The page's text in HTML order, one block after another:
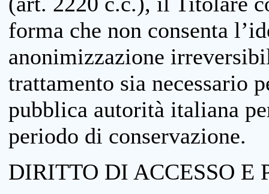
forma che non consenta
anonimizzazione
trattamento sia necessario
pubblica autorità italiana
periodo di conservazione.
DIRITTO DI ACCESSO